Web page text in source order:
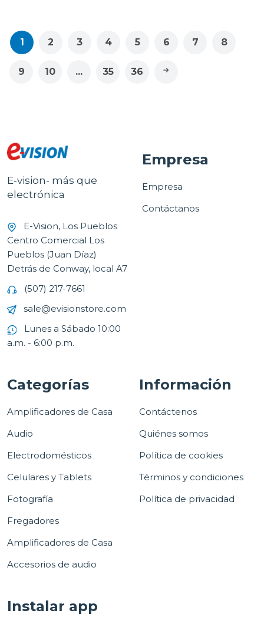
1 2 3 4 5 6 7 8
9 10 ... 35 36
E-vision- más que
electrónica
E-Vision, Los Pueblos
Centro Comercial Los
Pueblos (Juan Díaz)
Detrás de Conway, local A7
(507) 217-7661
sale@evisionstore.com
Lunes a Sábado 10:00
a.m. - 6:00 p.m.
Empresa
Empresa
Contáctanos
Categorías
Amplificadores de Casa
Audio
Electrodomésticos
Celulares y Tablets
Fotografía
Fregadores
Amplificadores de Casa
Accesorios de audio
Información
Contáctenos
Quiénes somos
Política de cookies
Términos y condiciones
Política de privacidad
Instalar app